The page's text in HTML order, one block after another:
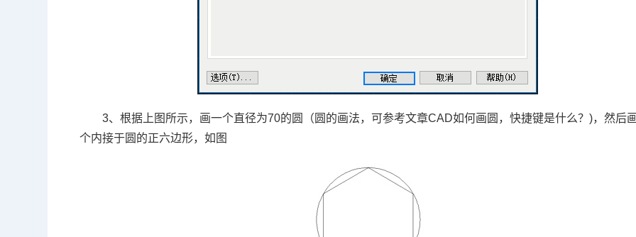
3、根据上图所示，画一个直径为70的圆（圆的画法，可参考文章CAD如何画圆，快捷键是什么？)，然后
个内接于圆的正六边形，如图